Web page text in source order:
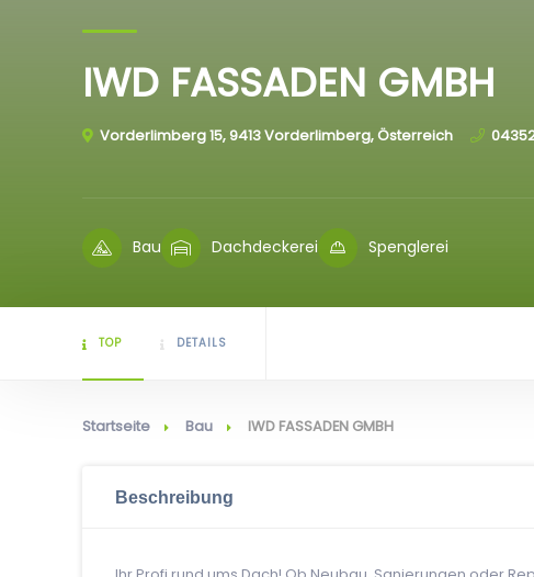
IWD FASSADEN GMBH
Vorderlimberg 15, 9413 Vorderlimberg, Österreich
Bau Dachdeckerei Spenglerei
TOP DETAILS
Startseite Bau IWD FASSADEN GMBH
Beschreibung